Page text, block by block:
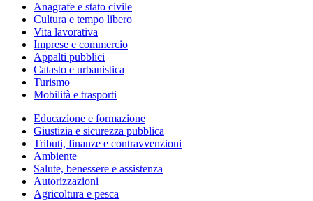
Anagrafe e stato civile
Cultura e tempo libero
Vita lavorativa
Imprese e commercio
Appalti pubblici
Catasto e urbanistica
Turismo
Mobilità e trasporti
Educazione e formazione
Giustizia e sicurezza pubblica
Tributi, finanze e contravvenzioni
Ambiente
Salute, benessere e assistenza
Autorizzazioni
Agricoltura e pesca